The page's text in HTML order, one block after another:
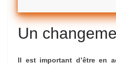
Un
Il est important d’être en